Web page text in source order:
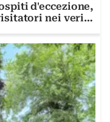
d'eccezione,
nei veri